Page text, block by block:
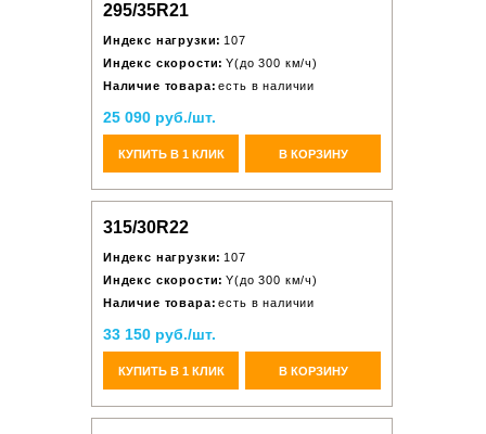
295/35R21
Индекс нагрузки: 107
Индекс скорости: Y(до 300 км/ч)
Наличие товара: есть в наличии
25 090 руб./шт.
КУПИТЬ В 1 КЛИК В КОРЗИНУ
315/30R22
Индекс нагрузки: 107
Индекс скорости: Y(до 300 км/ч)
Наличие товара: есть в наличии
33 150 руб./шт.
КУПИТЬ В 1 КЛИК В КОРЗИНУ